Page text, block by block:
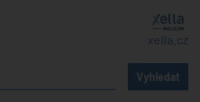
xella.cz